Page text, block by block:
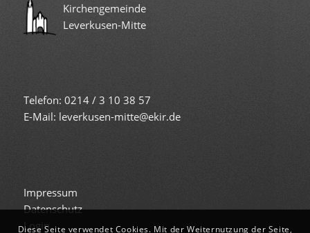
Kirchengemeinde
Leverkusen-Mitte
Telefon: 0214 / 3 10 38 57
E-Mail: leverkusen-mitte@ekir.de
Impressum
Datenschutz
Login
Diese Seite verwendet Cookies. Mit der Weiternutzung der Seite,